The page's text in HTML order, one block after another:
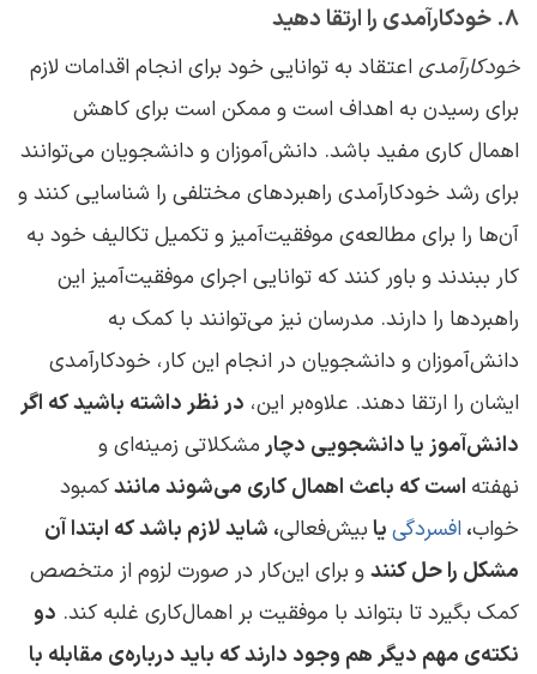
۸. خودکارآمدی را ارتقا دهید
خودکارآمدی اعتقاد به توانایی خود برای انجام اقدامات لازم
برای رسیدن به اهداف است و ممکن است برای کاهش
اهمال ‌کاری مفید باشد. دانش‌آموزان و دانشجویان می‌توانند
برای رشد خودکارآمدی راهبردهای مختلفی را شناسایی کنند و
آن‌ها را برای مطالعه‌ی موفقیت‌آمیز و تکمیل تکالیف خود به‌
کار ببندند و باور کنند که توانایی اجرای موفقیت‌آمیز این
راهبردها را دارند. مدرسان نیز می‌توانند با کمک به
دانش‌آموزان و دانشجویان در انجام این کار، خودکارآمدی
ایشان را ارتقا دهند. علاوه‌بر این، در نظر داشته باشید که اگر
دانش‌آموز یا دانشجویی دچارمشکلاتی زمینه‌ای و
نهفته است که باعث اهمال ‌کاری می‌شوند مانندکمبود
خواب، افسردگییابیش‌فعالی، شاید لازم باشد که ابتدا آن
مشکل را حل کنندو برای این‌کار در صورت لزوم از متخصص
کمک بگیرد تا بتواند با موفقیت بر اهمال‌کاری غلبه کند. دو
نکته‌ی مهم دیگر هم وجود دارند که باید درباره‌ی مقابله با